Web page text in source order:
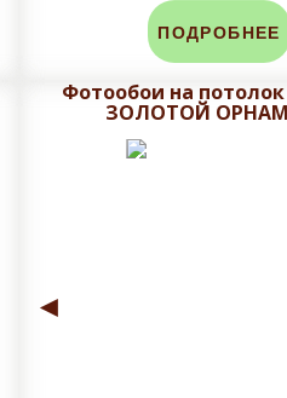
ПОДРОБНЕЕ
Фотообои на
ЗОЛОТОЙ
◄